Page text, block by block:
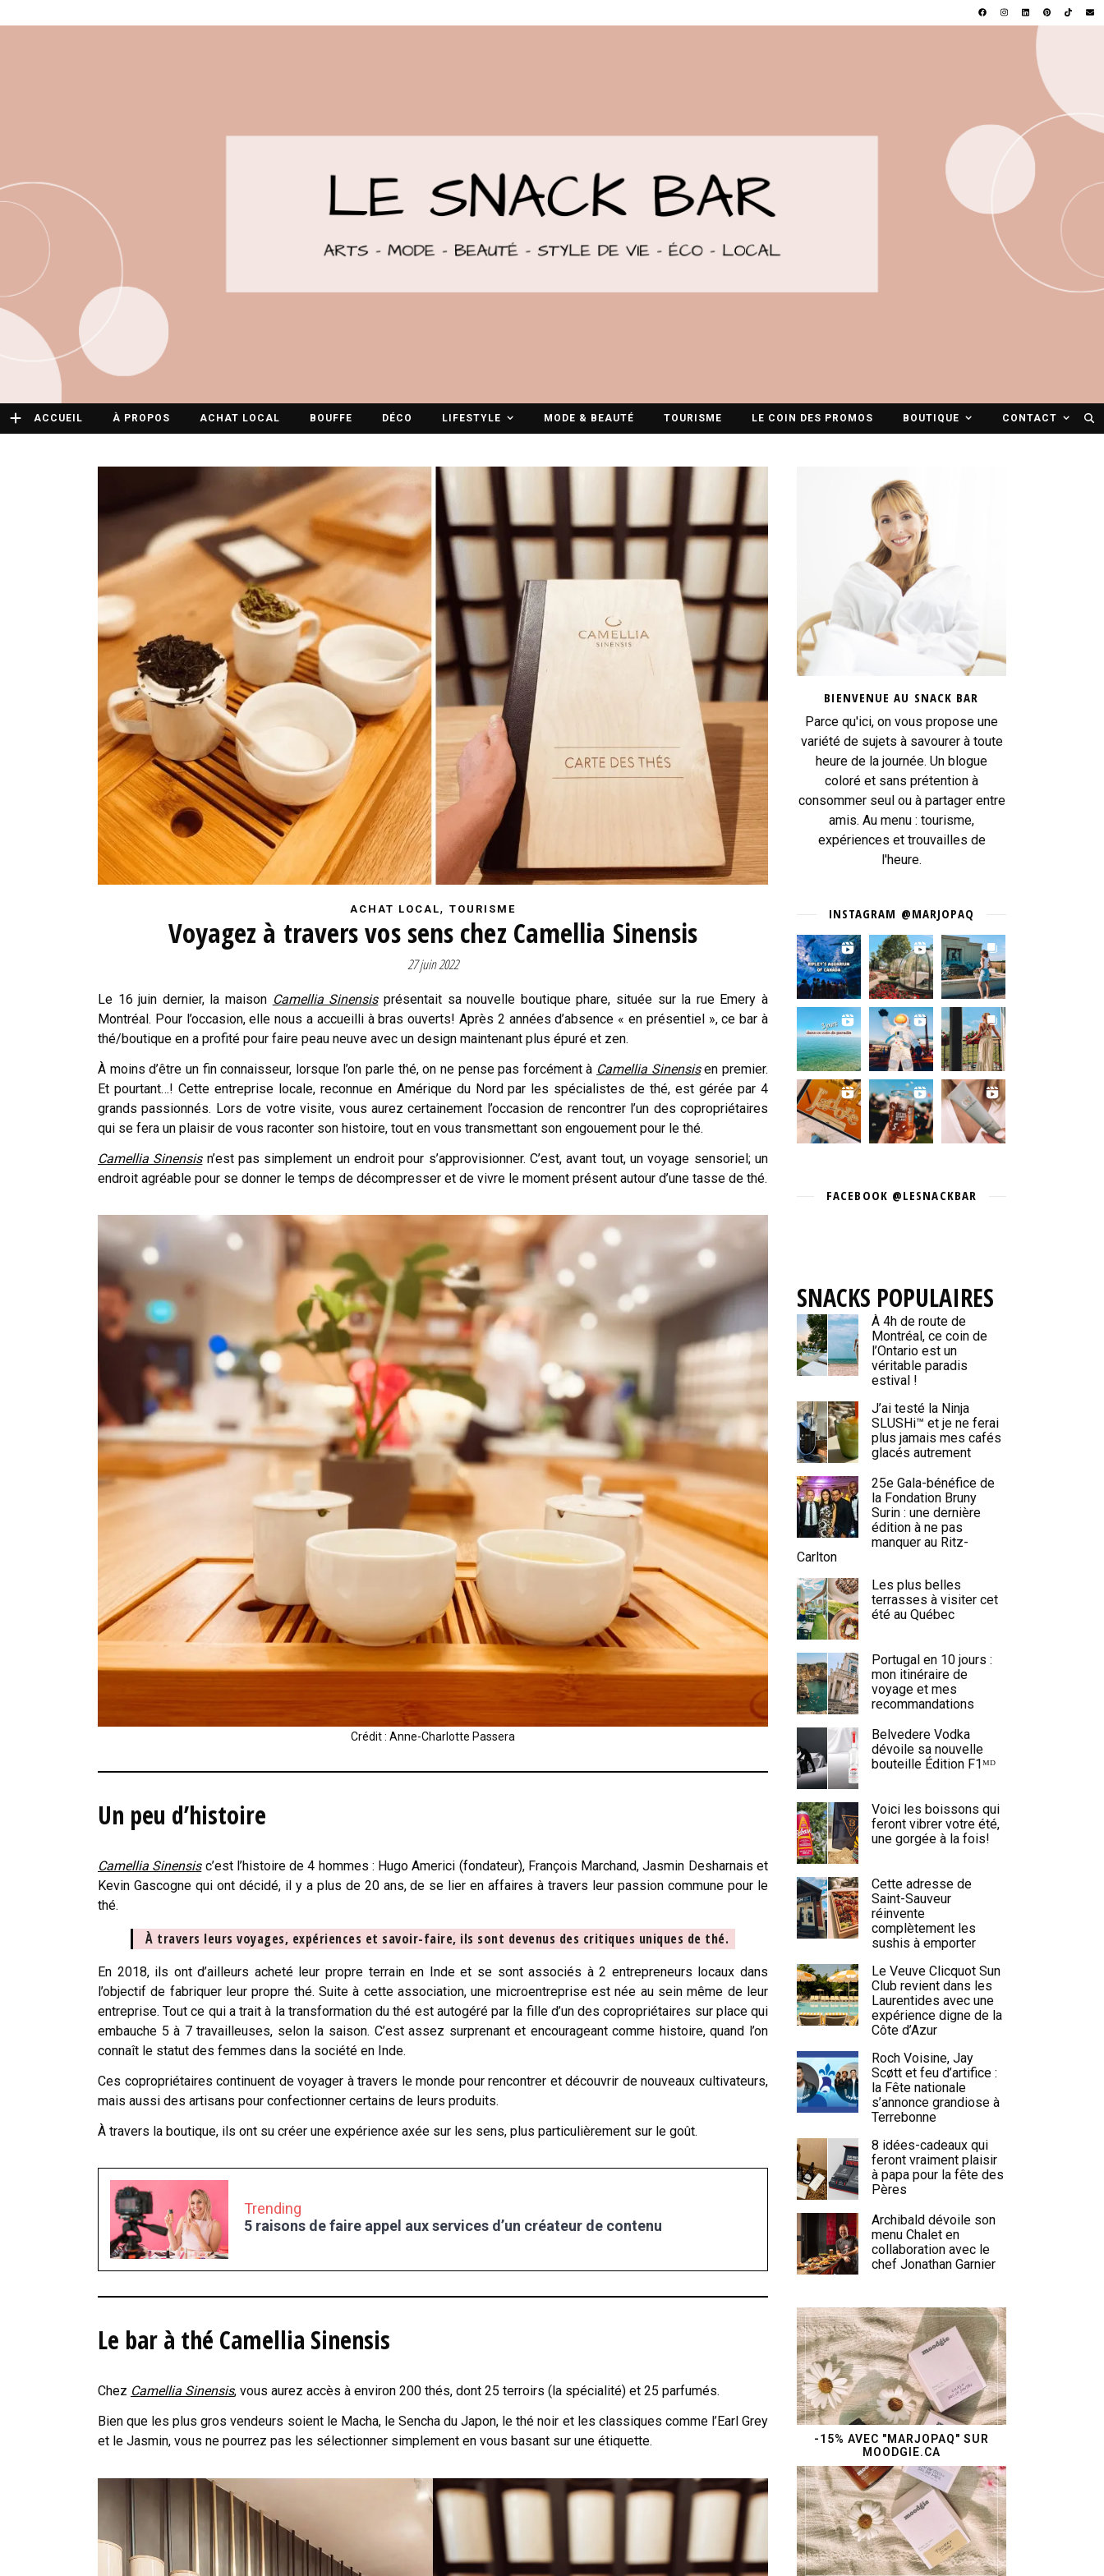
ACCUEIL À PROPOS ACHAT LOCAL BOUFFE DÉCO LIFESTYLE MODE & BEAUTÉ TOURISME LE COIN DES PROMOS BOUTIQUE CONTACT
ACHAT LOCAL, TOURISME
Voyagez à travers vos sens chez Camellia Sinensis
27 juin 2022
Le 16 juin dernier, la maison Camellia Sinensisprésentait sa nouvelle boutique phare, située sur la rue Emery à
Montréal. Pour l’occasion, elle nous a accueilli à bras ouverts! Après 2 années d’absence « en présentiel », ce bar à
thé/boutique en a profité pour faire peau neuve avec un design maintenant plus épuré et zen.
À moins d’être un fin connaisseur, lorsque l’on parle thé, on ne pense pas forcément à Camellia Sinensisen premier.
Et pourtant…! Cette entreprise locale, reconnue en Amérique du Nord par les spécialistes de thé, est gérée par 4
grands passionnés. Lors de votre visite, vous aurez certainement l’occasion de rencontrer l’un des copropriétaires
qui se fera un plaisir de vous raconter son histoire, tout en vous transmettant son engouement pour le thé.
Camellia Sinensisn’est pas simplement un endroit pour s’approvisionner. C’est, avant tout, un voyage sensoriel; un
endroit agréable pour se donner le temps de décompresser et de vivre le moment présent autour d’une tasse de thé.
Crédit : Anne-Charlotte Passera
Un peu d’histoire
Camellia Sinensisc’est l’histoire de 4 hommes : Hugo Americi (fondateur), François Marchand, Jasmin Desharnais et
Kevin Gascogne qui ont décidé, il y a plus de 20 ans, de se lier en affaires à travers leur passion commune pour le
thé.
À travers leurs voyages, expériences et savoir-faire, ils sont devenus des critiques uniques de thé.
En 2018, ils ont d’ailleurs acheté leur propre terrain en Inde et se sont associés à 2 entrepreneurs locaux dans
l’objectif de fabriquer leur propre thé. Suite à cette association, une microentreprise est née au sein même de leur
entreprise. Tout ce qui a trait à la transformation du thé est autogéré par la fille d’un des copropriétaires sur place qui
embauche 5 à 7 travailleuses, selon la saison. C’est assez surprenant et encourageant comme histoire, quand l’on
connaît le statut des femmes dans la société en Inde.
Ces copropriétaires continuent de voyager à travers le monde pour rencontrer et découvrir de nouveaux cultivateurs,
mais aussi des artisans pour confectionner certains de leurs produits.
À travers la boutique, ils ont su créer une expérience axée sur les sens, plus particulièrement sur le goût.
Trending
5 raisons de faire appel aux services d’un créateur de contenu
Le bar à thé Camellia Sinensis
Chez Camellia Sinensis, vous aurez accès à environ 200 thés, dont 25 terroirs (la spécialité) et 25 parfumés.
Bien que les plus gros vendeurs soient le Macha, le Sencha du Japon, le thé noir et les classiques comme l’Earl Grey
et le Jasmin, vous ne pourrez pas les sélectionner simplement en vous basant sur une étiquette.
BIENVENUE AU SNACK BAR
Parce qu'ici, on vous propose une
variété de sujets à savourer à toute
heure de la journée. Un blogue
coloré et sans prétention à
consommer seul ou à partager entre
amis. Au menu : tourisme,
expériences et trouvailles de
l'heure.
INSTAGRAM @MARJOPAQ
FACEBOOK @LESNACKBAR
SNACKS POPULAIRES
À 4h de route de
Montréal, ce coin de
l’Ontario est un
véritable paradis
estival !
J’ai testé la Ninja
SLUSHi™ et je ne ferai
plus jamais mes cafés
glacés autrement
25e Gala-bénéfice de
la Fondation Bruny
Surin : une dernière
édition à ne pas
manquer au Ritz-
Carlton
Les plus belles
terrasses à visiter cet
été au Québec
Portugal en 10 jours :
mon itinéraire de
voyage et mes
recommandations
Belvedere Vodka
dévoile sa nouvelle
bouteille Édition F1ᴹᴰ
Voici les boissons qui
feront vibrer votre été,
une gorgée à la fois!
Cette adresse de
Saint-Sauveur
réinvente
complètement les
sushis à emporter
Le Veuve Clicquot Sun
Club revient dans les
Laurentides avec une
expérience digne de la
Côte d’Azur
Roch Voisine, Jay
Scøtt et feu d’artifice :
la Fête nationale
s’annonce grandiose à
Terrebonne
8 idées-cadeaux qui
feront vraiment plaisir
à papa pour la fête des
Pères
Archibald dévoile son
menu Chalet en
collaboration avec le
chef Jonathan Garnier
-15% AVEC "MARJOPAQ" SUR
MOODGIE.CA